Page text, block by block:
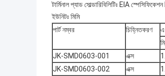
টার্মিনাল প্যাড সোল্ডারিবিলিটিঃ EIA
ইউনিটঃ মিমি
পার্ট নম্বর
চিহ্নিতকরণ এ
JK-SMD0603-001
এক্স
JK-SMD0603-002
এক্স